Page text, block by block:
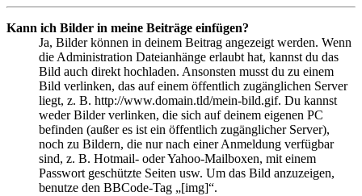
Kann ich Bilder in meine Beiträge einfügen?
Ja, Bilder können in deinem Beitrag angezeigt werden. Wenn
die Administration Dateianhänge erlaubt hat, kannst du das
Bild auch direkt hochladen. Ansonsten musst du zu einem
Bild verlinken, das auf einem öffentlich zugänglichen Server
liegt, z. B. http://www.domain.tld/mein-bild.gif. Du kannst
weder Bilder verlinken, die sich auf deinem eigenen PC
befinden (außer es ist ein öffentlich zugänglicher Server),
noch zu Bildern, die nur nach einer Anmeldung verfügbar
sind, z. B. Hotmail- oder Yahoo-Mailboxen, mit einem
Passwort geschützte Seiten usw. Um das Bild anzuzeigen,
benutze den BBCode-Tag „[img]“.